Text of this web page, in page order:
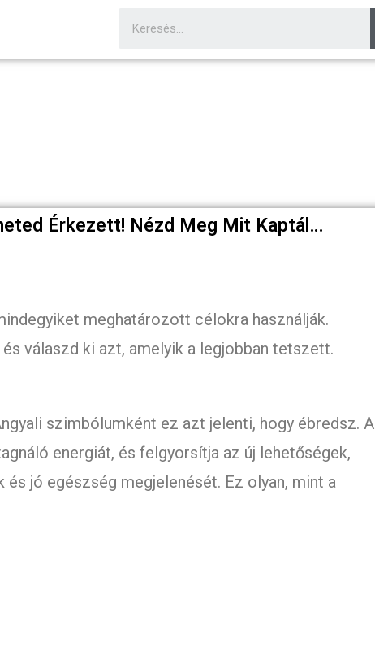
Érkezett! Nézd Meg Mit Kaptál…
meghatározott célokra használják.
válaszd ki azt, amelyik a legjobban tetszett.
szimbólumként ez azt jelenti, hogy ébredsz. A
energiát, és felgyorsítja az új lehetőségek,
jó egészség megjelenését. Ez olyan, mint a